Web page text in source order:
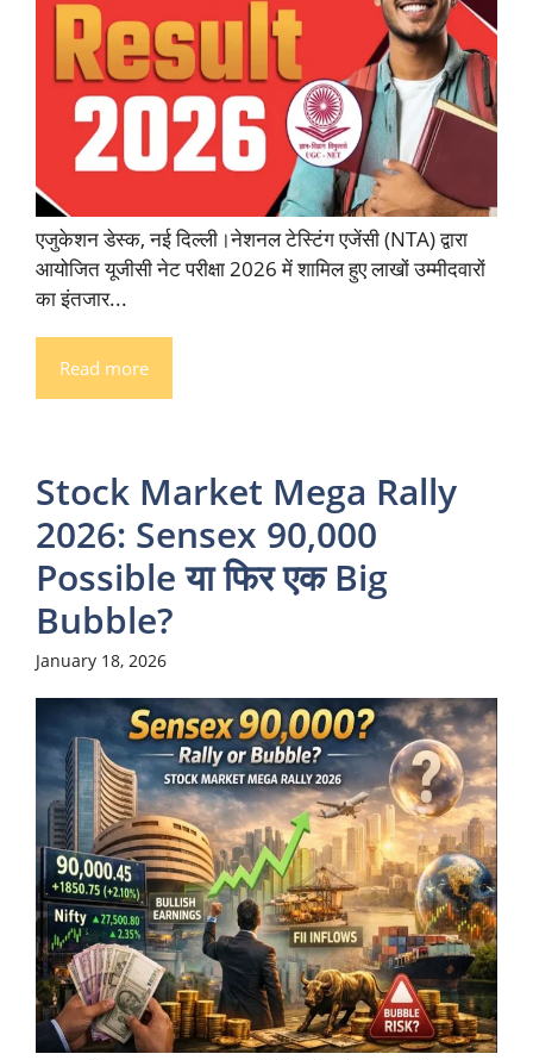
एजुकेशन डेस्क, नई दिल्ली।नेशनल टेस्टिंग एजेंसी (NTA) द्वारा
आयोजित यूजीसी नेट परीक्षा 2026 में शामिल हुए लाखों उम्मीदवारों
का इंतजार...
Read more
Stock Market Mega Rally
2026: Sensex 90,000
Possible या फिर एक Big
Bubble?
January 18, 2026